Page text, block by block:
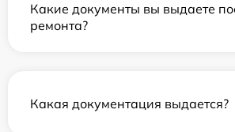
Какие документы вы выдаете
ремонта?
Какая документация выдается?